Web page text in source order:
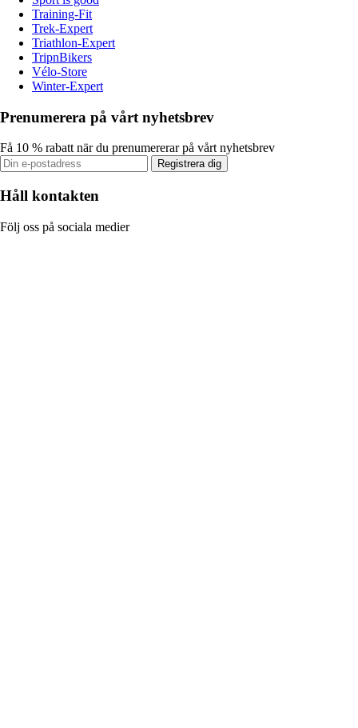
Training-Fit
Trek-Expert
Triathlon-Expert
TripnBikers
Vélo-Store
Winter-Expert
Prenumerera på vårt nyhetsbrev
Få 10 % rabatt när du prenumererar på vårt nyhetsbrev
Registrera dig
Håll kontakten
Följ oss på sociala medier